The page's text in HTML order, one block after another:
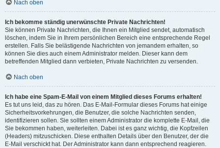
Nach oben
Ich bekomme ständig unerwünschte Private Nachrichten!
Sie können Private Nachrichten, die Ihnen ein Mitglied sendet, automatisch
löschen, indem Sie in Ihrem persönlichen Bereich eine entsprechende Regel
erstellen. Falls Sie belästigende Nachrichten von jemandem erhalten, so
können Sie dies auch einem Administrator melden. Dieser kann dem
betreffenden Mitglied dann verbieten, Private Nachrichten zu versenden.
Nach oben
Ich habe eine Spam-E-Mail von einem Mitglied dieses Forums erhalten!
Es tut uns leid, das zu hören. Das E-Mail-Formular dieses Forums hat einige
Sicherheitsvorkehrungen, die Benutzer, die solche Nachrichten senden,
identifizieren sollen. Sie sollten einem Administrator die komplette E-Mail, die
Sie bekommen haben, weiterleiten. Dabei ist es ganz wichtig, die Kopfzeilen
(Headers) mitzuschicken. Diese enthalten Details über den Benutzer, der die
E-Mail verschickt hat. Der Administrator kann dann entsprechend reagieren.